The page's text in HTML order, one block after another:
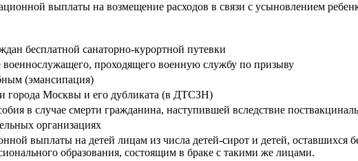
выплаты на возмещение расходов в связи с усыновлением
бесплатной санаторно-курортной путевки
проходящего военную службу по призыву
(эмансипация)
города Москвы и его дубликата (в ДТСЗН)
в случае смерти гражданина, наступившей вследствие
организациях
выплаты на детей лицам из числа детей-сирот и детей,
образования, состоящим в браке с такими же лицами.